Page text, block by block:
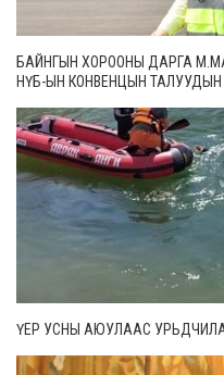
БАЙНГЫН ХОРООНЫ ДАРГА
НҮБ-ЫН КОНВЕНЦЫН ТАЛУУДЫН
ҮЕР УСНЫ АЮУЛААС